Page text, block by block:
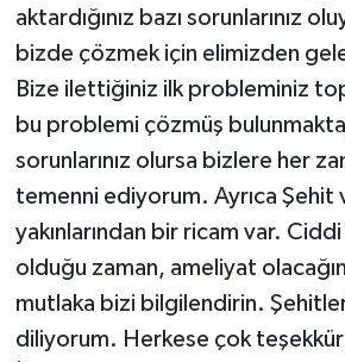
aktardığınız bazı sorunlarınız
bizde çözmek için elimizden
Bize ilettiğiniz ilk probleminiz
bu problemi çözmüş
sorunlarınız olursa bizlere her
temenni ediyorum. Ayrıca Şehit
yakınlarından bir ricam var. Ciddi
olduğu zaman, ameliyat
mutlaka bizi bilgilendirin.
diliyorum. Herkese çok